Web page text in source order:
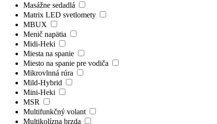
Masážne sedadlá
Matrix LED svetlomety
MBUX
Menič napätia
Midi-Heki
Miesta na spanie
Miesto na spanie pre vodiča
Mikrovlnná rúra
Mild-Hybrid
Mini-Heki
MSR
Multifunkčný volant
Multikolízna brzda